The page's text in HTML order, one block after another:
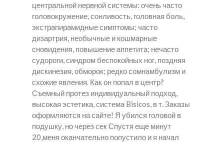
центральной нервной системы: очень часто
головокружение, сонливость, головная боль,
экстрапирамидные симптомы; часто
дизартрия, необычные и кошмарные
сновидения, повышение аппетита; нечасто
судороги, синдром беспокойных ног, поздняя
дискинезия, обморок; редко сомнамбулизм и
схожие явления. Как он попал в центр?
Съемный протез индивидуальный подход,
высокая эстетика, система Bisicos, в т. Заказы
оформляются на сайте! Я убился головой в
подушку, но через сек Спустя еще минут
20,меня оканчательно попустило и я начал